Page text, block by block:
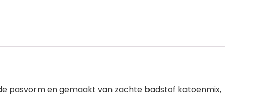
pasvorm en gemaakt van zachte badstof katoenmix,